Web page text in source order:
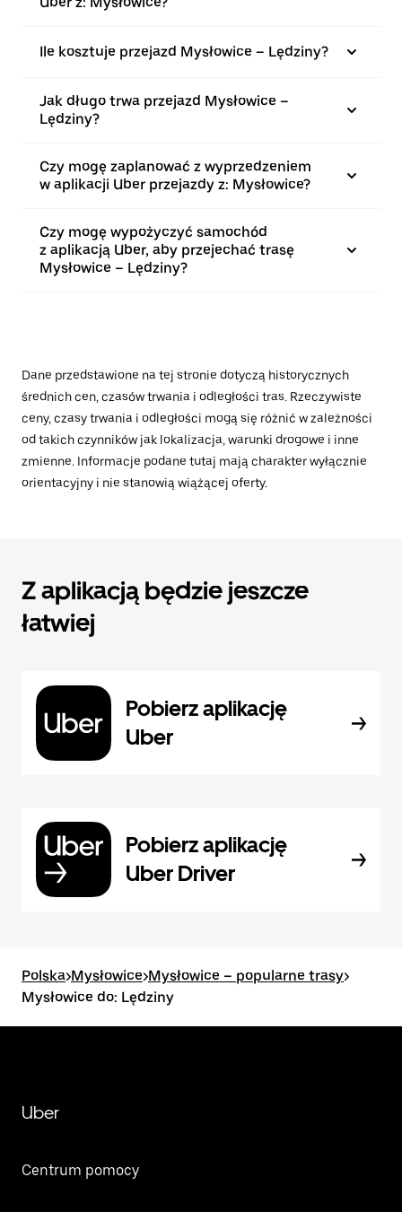
Ile kosztuje przejazd Mysłowice – Lędziny?
Jak długo trwa przejazd Mysłowice –
Lędziny?
Czy mogę zaplanować z wyprzedzeniem
w aplikacji Uber przejazdy z: Mysłowice?
Czy mogę wypożyczyć samochód
z aplikacją Uber, aby przejechać trasę
Mysłowice – Lędziny?
Dane przedstawione na tej stronie dotyczą historycznych
średnich cen, czasów trwania i odległości tras. Rzeczywiste
ceny, czasy trwania i odległości mogą się różnić w zależności
od takich czynników jak lokalizacja, warunki drogowe i inne
zmienne. Informacje podane tutaj mają charakter wyłącznie
orientacyjny i nie stanowią wiążącej oferty.
Z aplikacją będzie jeszcze
łatwiej
Pobierz aplikację
Uber
Pobierz aplikację
Uber Driver
Polska>Mysłowice>Mysłowice – popularne trasy>
Mysłowice do: Lędziny
Uber
Centrum pomocy